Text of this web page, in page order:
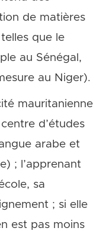
de matières
que le
au Sénégal,
au Niger).
mauritanienne
d’études
arabe et
; l’apprenant
sa
; si elle
est pas moins